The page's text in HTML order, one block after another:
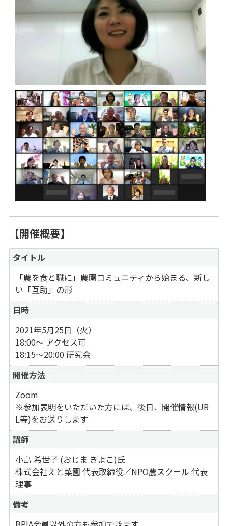
【開催概要】
タイトル
「農を食と職に」農園コミュニティから始まる、新し
い「互助」の形
日時
2021年5月25日（火）
18:00〜 アクセス可
18:15〜20:00 研究会
開催方法
Zoom
※参加表明をいただいた方には、後日、開催情報(UR
L等)をお送りします
講師
小島 希世子 (おじま きよこ)氏
株式会社えと菜園 代表取締役／NPO農スクール 代表
理事
備考